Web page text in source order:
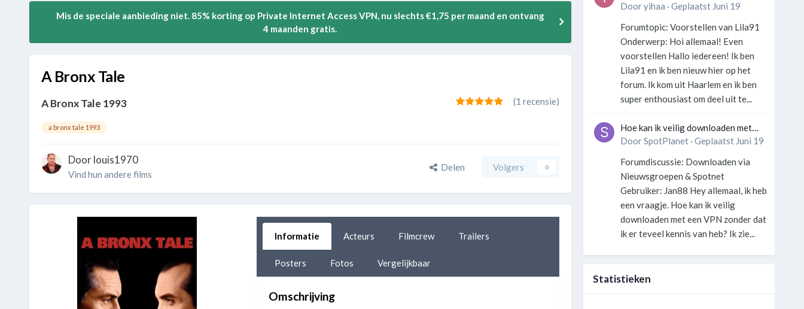
Mis de speciale aanbieding niet. 85% korting op Private Internet Access VPN, nu slechts €1,75 per maand en ontvang
4 maanden gratis.
A Bronx Tale
A Bronx Tale 1993
a bronx tale 1993
(1 recensie)
Doorlouis1970
Vind hun andere films
Delen Volgers 0
Informatie Acteurs Filmcrew Trailers
Posters Fotos Vergelijkbaar
Omschrijving
georganiseerd zonder gek te
Dooryihaa · Geplaatst Juni 19
Forumtopic: Voorstellen van Lila91
Onderwerp: Hoi allemaal! Even
voorstellen Hallo iedereen! Ik ben
Lila91 en ik ben nieuw hier op het
forum. Ik kom uit Haarlem en ik ben
super enthousiast om deel uit te...
Hoe kan ik veilig downloaden met
een VPN zonder technische kennis?
DoorSpotPlanet· Geplaatst Juni 19
Forumdiscussie: Downloaden via
Nieuwsgroepen & Spotnet
Gebruiker: Jan88 Hey allemaal, ik heb
een vraagje. Hoe kan ik veilig
downloaden met een VPN zonder dat
ik er teveel kennis van heb? Ik zie...
Statistieken